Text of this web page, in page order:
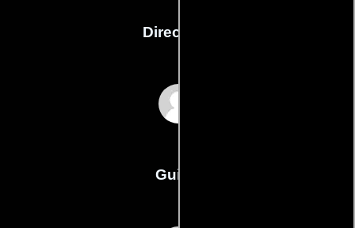
Dirección
Guión